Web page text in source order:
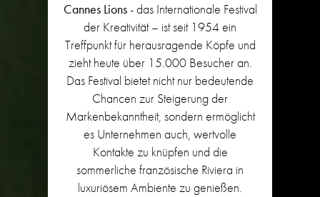
Cannes Lions- das Internationale Festival
der Kreativität – ist seit 1954 ein
Treffpunkt für herausragende Köpfe und
zieht heute über 15.000 Besucher an.
Das Festival bietet nicht nur bedeutende
Chancen zur Steigerung der
Markenbekanntheit, sondern ermöglicht
es Unternehmen auch, wertvolle
Kontakte zu knüpfen und die
sommerliche französische Riviera in
luxuriösem Ambiente zu genießen.